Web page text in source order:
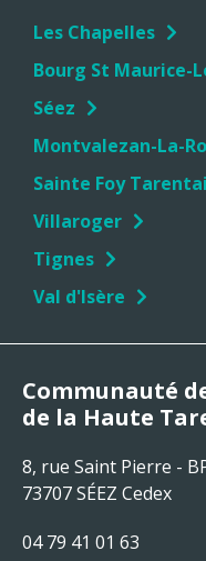
Les Chapelles
Bourg St Maurice-
Séez
Montvalezan-La-
Sainte Foy
Villaroger
Tignes
Val d'Isère
Communauté
de la Haute
8, rue Saint Pierre -
73707 SÉEZ Cedex
04 79 41 01 63